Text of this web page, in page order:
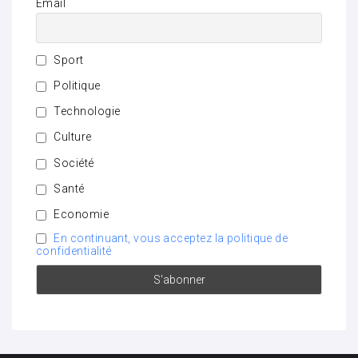
Email
Sport
Politique
Technologie
Culture
Société
Santé
Economie
En continuant, vous acceptez la politique de
confidentialité